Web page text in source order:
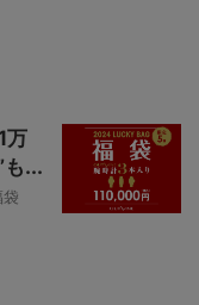
万
も...